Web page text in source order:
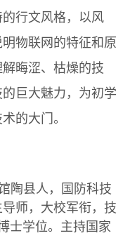
行文风格，以风
物联网的特征和原
晦涩、枯燥的技
巨大魅力，为初学
的大门。
陶县人，国防科技
师，大校军衔，技
士学位。主持国家